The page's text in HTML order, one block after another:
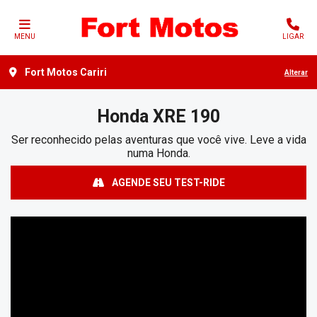
MENU LIGAR
Fort Motos Cariri Alterar
Honda XRE 190
Ser reconhecido pelas aventuras que você vive. Leve a vida
numa Honda.
AGENDE SEU TEST-RIDE